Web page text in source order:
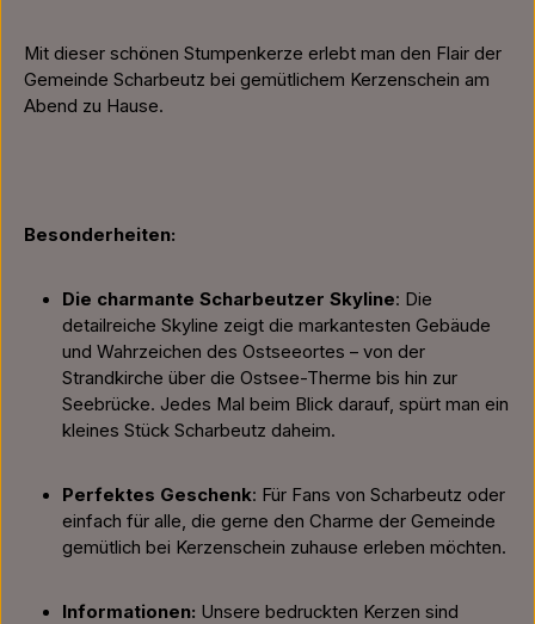
Mit dieser schönen Stumpenkerze erlebt man den Flair der
Gemeinde Scharbeutz bei gemütlichem Kerzenschein am
Abend zu Hause.
Besonderheiten:
Die charmante Scharbeutzer Skyline: Die
detailreiche Skyline zeigt die markantesten Gebäude
und Wahrzeichen des Ostseeortes – von der
Strandkirche über die Ostsee-Therme bis hin zur
Seebrücke. Jedes Mal beim Blick darauf, spürt man ein
kleines Stück Scharbeutz daheim.
Perfektes Geschenk: Für Fans von Scharbeutz oder
einfach für alle, die gerne den Charme der Gemeinde
gemütlich bei Kerzenschein zuhause erleben möchten.
Informationen: Unsere bedruckten Kerzen sind